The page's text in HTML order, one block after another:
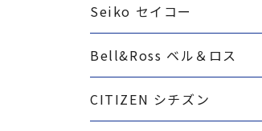
Seiko セイコー
Bell&Ross ベル＆ロス
CITIZEN シチズン